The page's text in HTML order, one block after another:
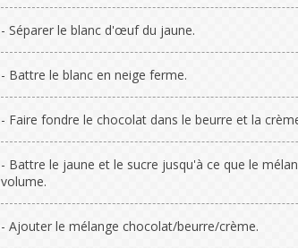
- Séparer le blanc d'œuf du jaune.
- Battre le blanc en neige ferme.
- Faire fondre le chocolat dans le beurre et la
- Battre le jaune et le sucre jusqu'à ce que le
volume.
- Ajouter le mélange chocolat/beurre/crème.